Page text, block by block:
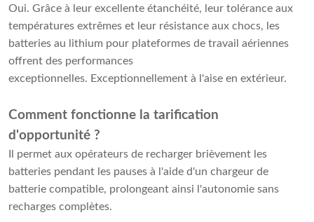
Oui. Grâce à leur excellente étanchéité, leur tolérance aux
températures extrêmes et leur résistance aux chocs, les
batteries au lithium pour plateformes de travail aériennes
offrent des performances
exceptionnelles. Exceptionnellement à l'aise en extérieur.
Comment fonctionne la tarification
d'opportunité ?
Il permet aux opérateurs de recharger brièvement les
batteries pendant les pauses à l'aide d'un chargeur de
batterie compatible, prolongeant ainsi l'autonomie sans
recharges complètes.